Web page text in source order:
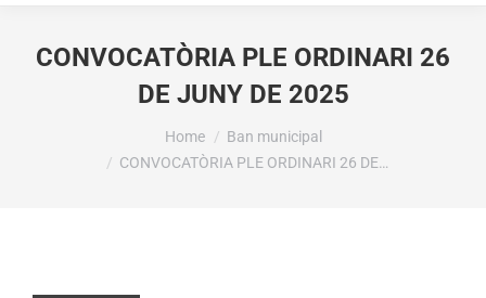
CONVOCATÒRIA PLE ORDINARI 26
DE JUNY DE 2025
Home
Ban municipal
CONVOCATÒRIA PLE ORDINARI 26 DE…